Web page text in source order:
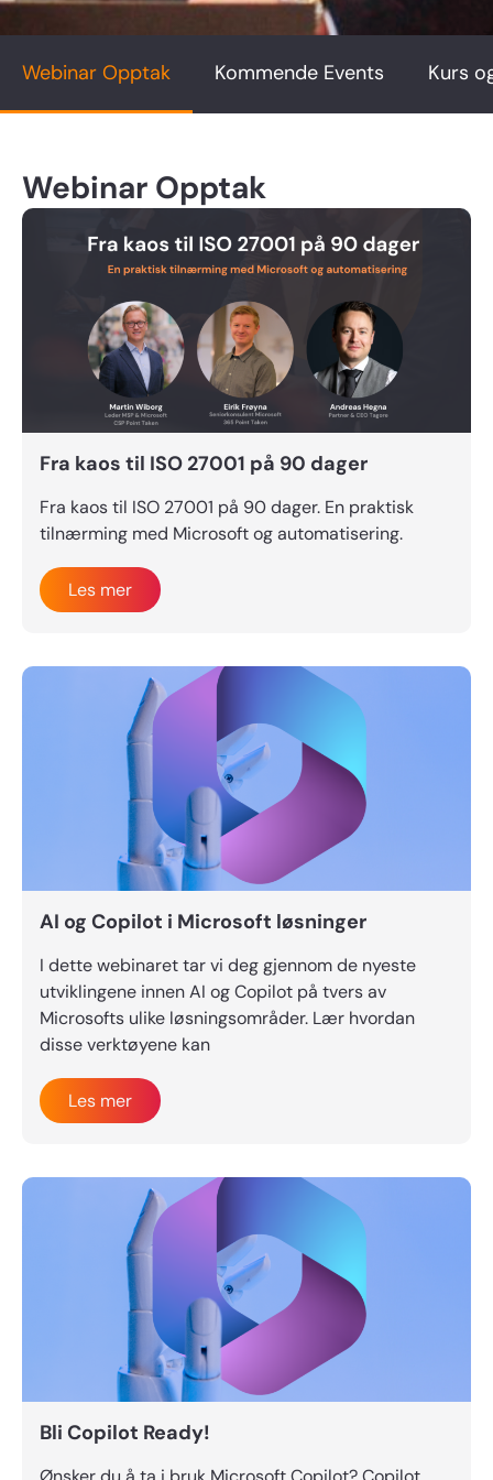
Webinar Opptak Kommende Events Kurs
Webinar Opptak
Fra kaos til ISO 27001 på 90 dager
Fra kaos til ISO 27001 på 90 dager. En praktisk
tilnærming med Microsoft og automatisering.
Les mer
AI og Copilot i Microsoft løsninger
I dette webinaret tar vi deg gjennom de nyeste
utviklingene innen AI og Copilot på tvers av
Microsofts ulike løsningsområder. Lær hvordan
disse verktøyene kan
Les mer
Bli Copilot Ready!